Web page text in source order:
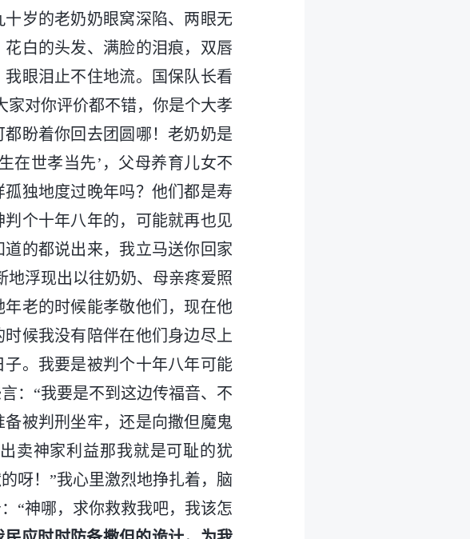
岁的老奶奶眼窝深陷、两眼无
白的头发、满脸的泪痕，双唇
眼泪止不住地流。国保队长看
家对你评价都不错，你是个大孝
盼着你回去团圆哪！老奶奶是
在世孝当先’，父母养育儿女不
独地度过晚年吗？他们都是寿
个十年八年的，可能就再也见
的都说出来，我立马送你回家
地浮现出以往奶奶、母亲疼爱照
老的时候能孝敬他们，现在他
候我没有陪伴在他们身边尽上
。我要是被判个十年八年可能
：“我要是不到这边传福音、不
被判刑坐牢，还是向撒但魔鬼
卖神家利益那我就是可耻的犹
呀！”我心里激烈地挣扎着，脑
“神哪，求你救救我吧，我该怎